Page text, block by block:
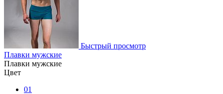
Быстрый просмотр
Плавки мужские
Плавки мужские
Цвет
01